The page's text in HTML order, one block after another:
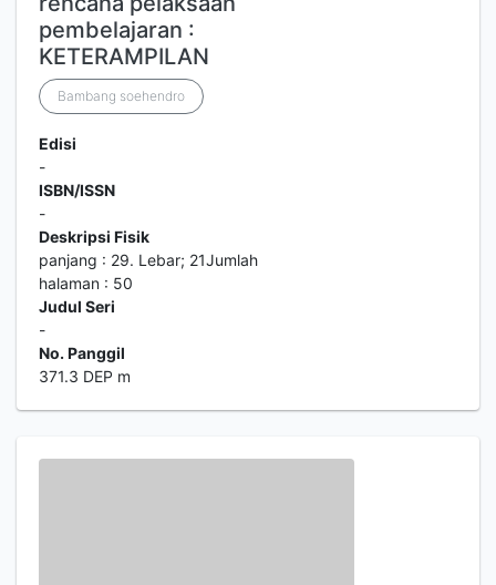
pembelajaran :
KETERAMPILAN
Bambang soehendro
Edisi
-
ISBN/ISSN
-
Deskripsi Fisik
panjang : 29. Lebar; 21Jumlah
halaman : 50
Judul Seri
-
No. Panggil
371.3 DEP m